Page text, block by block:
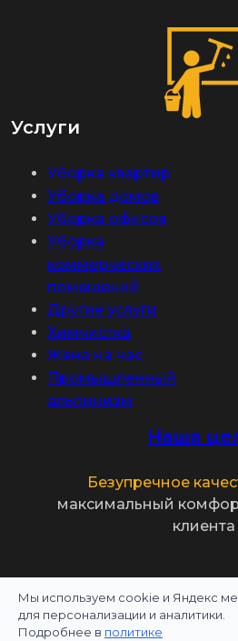
Услуги
Уборка квартир
Уборка домов
Уборка офисов
Уборка
коммерческих
помещений
Другие услуги
Химчистка
Жена на час
Промышленный
альпинизм
Наша
Безупречное
максимальный
клиента
Политика
Информация на сайте не
Мы используем cookie и Яндекс
для персонализации и аналитики.
Подробнее в политике